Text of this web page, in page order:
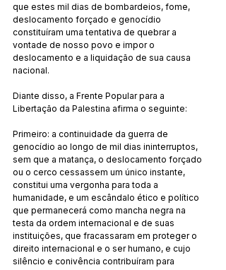
que estes mil dias de bombardeios, fome,
deslocamento forçado e genocídio
constituíram uma tentativa de quebrar a
vontade de nosso povo e impor o
deslocamento e a liquidação de sua causa
nacional.
Diante disso, a Frente Popular para a
Libertação da Palestina afirma o seguinte:
Primeiro: a continuidade da guerra de
genocídio ao longo de mil dias ininterruptos,
sem que a matança, o deslocamento forçado
ou o cerco cessassem um único instante,
constitui uma vergonha para toda a
humanidade, e um escândalo ético e político
que permanecerá como mancha negra na
testa da ordem internacional e de suas
instituições, que fracassaram em proteger o
direito internacional e o ser humano, e cujo
silêncio e conivência contribuíram para